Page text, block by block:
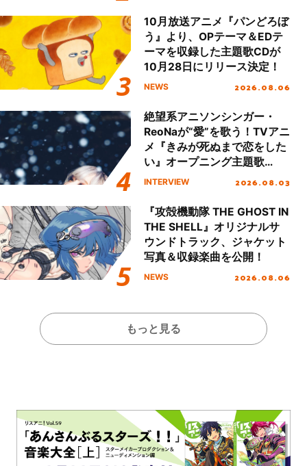
ート!!
10月放送アニメ『パンどろぼ
う』より、OPテーマ＆EDテ
ーマを収録した主題歌CDが
10月28日にリリース決定！
NEWS 2026.08.06
絶望系アニソンシンガー・
ReoNaが“愛”を歌う！TVアニ
メ『きみが死ぬまで恋をした
い』オープニング主題歌
「Amore」インタビュー
INTERVIEW 2026.08.03
『攻殻機動隊 THE GHOST IN
THE SHELL』オリジナルサ
ウンドトラック、ジャケット
写真＆収録楽曲を公開！
NEWS 2026.08.06
もっと見る